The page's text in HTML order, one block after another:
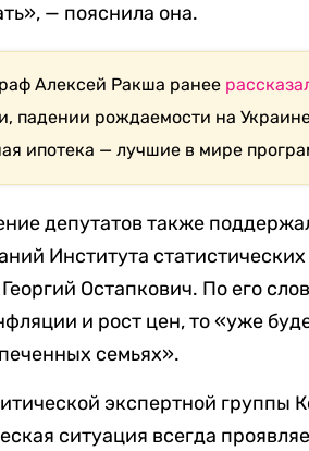
— пояснила она.
Алексей Ракша ранее
падении рождаемости на
ипотека — лучшие в мире
депутатов также
Института
Остапкович. По его
и рост цен, то «уже
семьях».
экспертной группы
ситуация всегда